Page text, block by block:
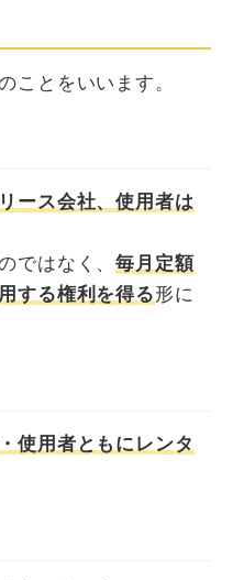
ことをいいます。
ース会社、使用者は
ではなく、毎月定額
する権利を得る形に
使用者ともにレンタ